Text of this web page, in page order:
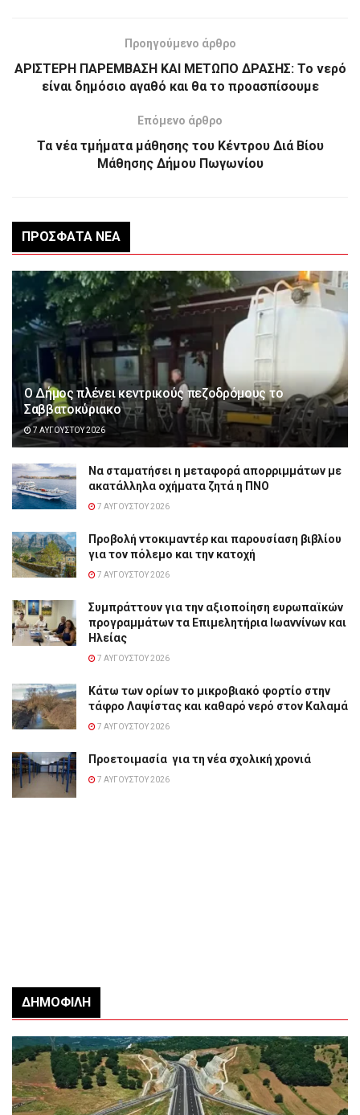
Προηγούμενο άρθρο
ΑΡΙΣΤΕΡΗ ΠΑΡΕΜΒΑΣΗ ΚΑΙ ΜΕΤΩΠΟ ΔΡΑΣΗΣ: Το νερό
είναι δημόσιο αγαθό και θα το προασπίσουμε
Επόμενο άρθρο
Τα νέα τμήματα μάθησης του Κέντρου Διά Βίου
Μάθησης Δήμου Πωγωνίου
ΠΡΌΣΦΑΤΑ ΝΈΑ
Ο Δήμος πλένει κεντρικούς πεζοδρόμους το
Σαββατοκύριακο
7 ΑΥΓΟΎΣΤΟΥ 2026
Να σταματήσει η μεταφορά απορριμμάτων με
ακατάλληλα οχήματα ζητά η ΠΝΟ
7 ΑΥΓΟΎΣΤΟΥ 2026
Προβολή ντοκιμαντέρ και παρουσίαση βιβλίου
για τον πόλεμο και την κατοχή
7 ΑΥΓΟΎΣΤΟΥ 2026
Συμπράττουν για την αξιοποίηση ευρωπαϊκών
προγραμμάτων τα Επιμελητήρια Ιωαννίνων και
Ηλείας
7 ΑΥΓΟΎΣΤΟΥ 2026
Κάτω των ορίων το μικροβιακό φορτίο στην
τάφρο Λαψίστας και καθαρό νερό στον Καλαμά
7 ΑΥΓΟΎΣΤΟΥ 2026
Προετοιμασία για τη νέα σχολική χρονιά
7 ΑΥΓΟΎΣΤΟΥ 2026
ΔΗΜΟΦΙΛΉ